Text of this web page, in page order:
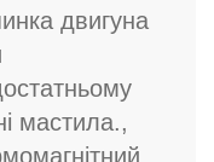
двигуна
мастила.,